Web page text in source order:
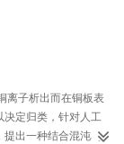
映射匹配对特征匹
中的17 648幅切割
检索，采用不同的
征变换（scale-
于SURF（speeded
和88.02%，在
离子析出而在铜板表
定归类，针对人工
提出一种结合混沌鸟